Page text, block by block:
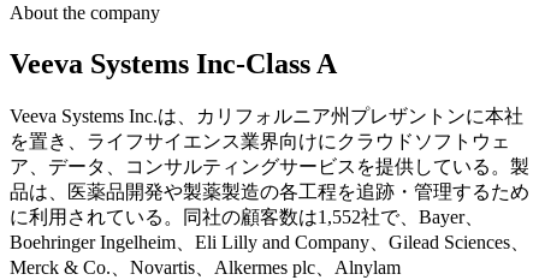
About the company
Veeva Systems Inc-Class A
Veeva Systems Inc.は、カリフォルニア州プレザントンに本社
を置き、ライフサイエンス業界向けにクラウドソフトウェ
ア、データ、コンサルティングサービスを提供している。製
品は、医薬品開発や製薬製造の各工程を追跡・管理するため
に利用されている。同社の顧客数は1,552社で、Bayer、
Boehringer Ingelheim、Eli Lilly and Company、Gilead Sciences、
Merck & Co.、Novartis、Alkermes plc、Alnylam